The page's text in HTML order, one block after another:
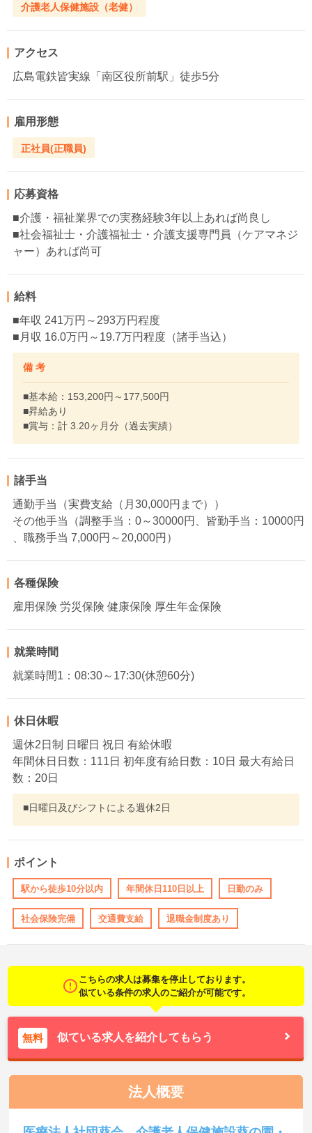
介護老人保健施設（老健）
アクセス
広島電鉄皆実線「南区役所前駅」徒歩5分
雇用形態
正社員(正職員)
応募資格
■介護・福祉業界での実務経験3年以上あれば尚良し
■社会福祉士・介護福祉士・介護支援専門員（ケアマネジ
ャー）あれば尚可
給料
■年収 241万円～293万円程度
■月収 16.0万円～19.7万円程度（諸手当込）
備 考
■基本給：153,200円～177,500円
■昇給あり
■賞与：計 3.20ヶ月分（過去実績）
諸手当
通勤手当（実費支給（月30,000円まで））
その他手当（調整手当：0～30000円、皆勤手当：10000円
、職務手当 7,000円～20,000円）
各種保険
雇用保険 労災保険 健康保険 厚生年金保険
就業時間
就業時間1：08:30～17:30(休憩60分)
休日休暇
週休2日制 日曜日 祝日 有給休暇
年間休日日数：111日 初年度有給日数：10日 最大有給日
数：20日
■日曜日及びシフトによる週休2日
ポイント
駅から徒歩10分以内 年間休日110日以上 日勤のみ
社会保険完備 交通費支給 退職金制度あり
こちらの求人は募集を停止しております。
似ている条件の求人のご紹介が可能です。
無料 似ている求人を紹介してもらう
法人概要